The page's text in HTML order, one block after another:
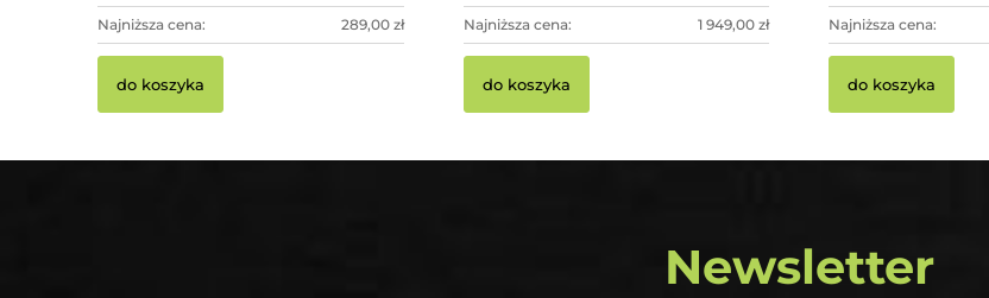
Najniższa cena: 289,00 zł
do koszyka
Najniższa cena: 1 949,00 zł
do koszyka
Najniższa cena:
do koszyka
Newsletter